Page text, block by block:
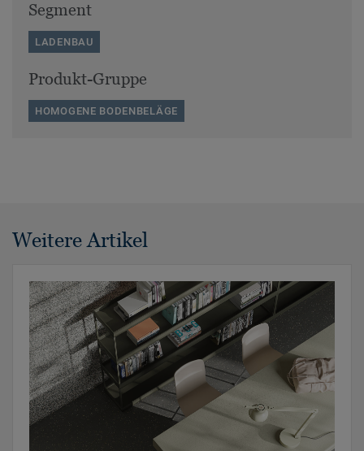
Segment
LADENBAU
Produkt-Gruppe
HOMOGENE BODENBELÄGE
Weitere Artikel